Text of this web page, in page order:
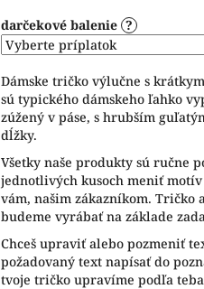
darčekové balenie ?
Dámske tričko výlučne s
sú typického dámskeho ľahko
zúžený v páse, s hrubším
dĺžky.
Všetky naše produkty sú ručne
jednotlivých kusoch meniť
vám, našim zákazníkom. Tričko
budeme vyrábať na základe
Chceš upraviť alebo pozmeniť
požadovaný text napísať do
tvoje tričko upravíme podľa